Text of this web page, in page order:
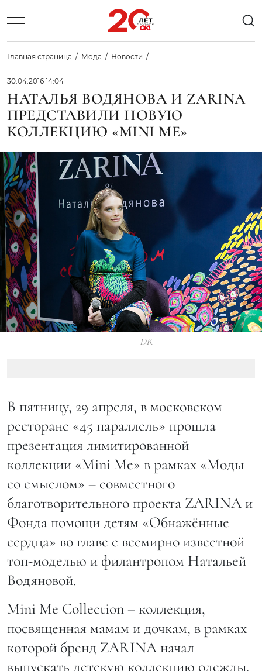
Главная страница Мода Новости
30.04.2016 14:04
НАТАЛЬЯ ВОДЯНОВА И ZARINA
ПРЕДСТАВИЛИ НОВУЮ
КОЛЛЕКЦИЮ «MINI ME»
DR
В пятницу, 29 апреля, в московском
ресторане «45 параллель» прошла
презентация лимитированной
коллекции «Mini Mе» в рамках «Моды
со смыслом» – совместного
благотворительного проекта ZARINA и
Фонда помощи детям «Обнажённые
сердца» во главе с всемирно известной
топ-моделью и филантропом Натальей
Водяновой.
Mini Me Collection – коллекция,
посвященная мамам и дочкам, в рамках
которой бренд ZARINA начал
выпускать детскую коллекцию одежды.